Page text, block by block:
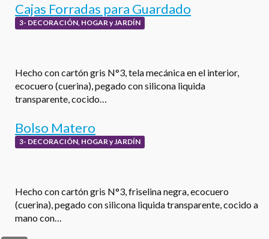
Cajas Forradas para Guardado
3- DECORACIÓN, HOGAR y JARDÍN
Hecho con cartón gris N°3, tela mecánica en el interior,
ecocuero (cuerina), pegado con silicona liquida
transparente, cocido…
Bolso Matero
3- DECORACIÓN, HOGAR y JARDÍN
Hecho con cartón gris N°3, friselina negra, ecocuero
(cuerina), pegado con silicona liquida transparente, cocido a
mano con…